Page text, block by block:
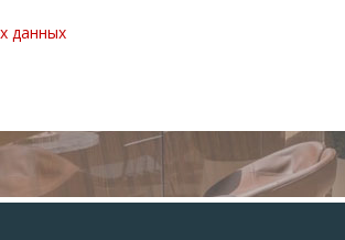
данных